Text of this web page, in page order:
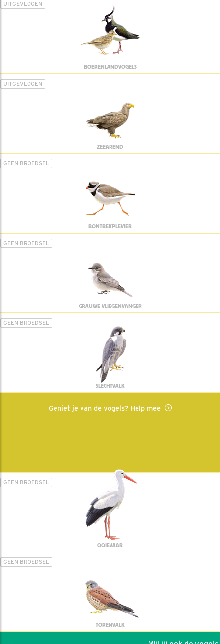
UITGEVLOGEN
BOERENLANDVOGELS
UITGEVLOGEN
ZEEAREND
GEEN BROEDSEL
BONTBEKPLEVIER
GEEN BROEDSEL
GRAUWE VLIEGENVANGER
GEEN BROEDSEL
SLECHTVALK
Geniet je van de vogels? Help mee
GEEN BROEDSEL
OOIEVAAR
GEEN BROEDSEL
TORENVALK